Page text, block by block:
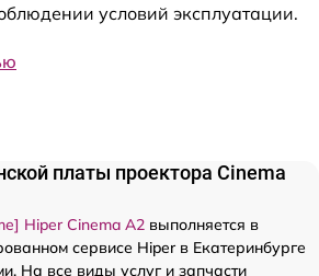
условий эксплуатации.
платы проектора Cinema
Hiper Cinema A2 выполняется в
сервисе Hiper в Екатеринбурге
На все виды услуг и запчасти